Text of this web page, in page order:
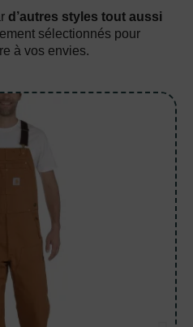
d’autres styles tout aussi
sélectionnés pour
à vos envies.